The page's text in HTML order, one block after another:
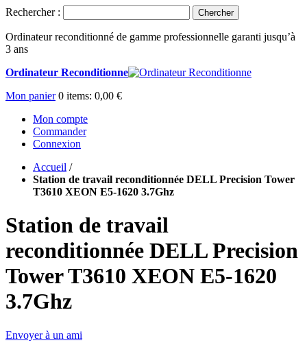
Rechercher : Chercher
Ordinateur reconditionné de gamme professionnelle garanti jusqu’à
3 ans
Ordinateur Reconditionne
Mon panier 0 items: 0,00 €
Mon compte
Commander
Connexion
Accueil /
Station de travail reconditionnée DELL Precision Tower
T3610 XEON E5-1620 3.7Ghz
Station de travail
reconditionnée DELL Precision
Tower T3610 XEON E5-1620
3.7Ghz
Envoyer à un ami